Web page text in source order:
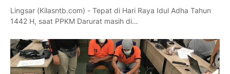
Lingsar (Kilasntb.com) - Tepat di Hari Raya Idul Adha Tahun
1442 H, saat PPKM Darurat masih di…